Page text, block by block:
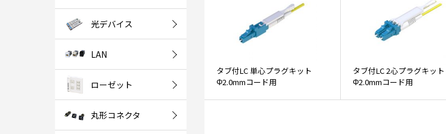
光デバイス
LAN
ローゼット
丸形コネクタ
タブ付LC 単心プラグキット
Φ2.0mmコード用
タブ付LC 2心プラグキット
Φ2.0mmコード用